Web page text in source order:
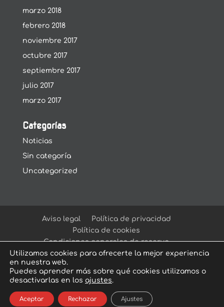
marzo 2018
febrero 2018
noviembre 2017
octubre 2017
septiembre 2017
julio 2017
marzo 2017
Categorías
Noticias
Sin categoría
Uncategorized
Aviso legal
Política de privacidad
Política de cookies
Condiciones generales de reserva
© Arcadia Escape Room| Escape Room en
Sevilla
Utilizamos cookies para ofrecerte la mejor experiencia
en nuestra web.
Puedes aprender más sobre qué cookies utilizamos o
desactivarlas en los ajustes.
Aceptar Rechazar Ajustes